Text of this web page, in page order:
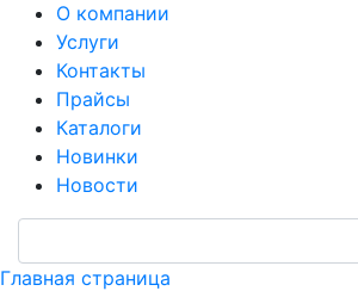
О компании
Услуги
Контакты
Прайсы
Каталоги
Новинки
Новости
Главная страница